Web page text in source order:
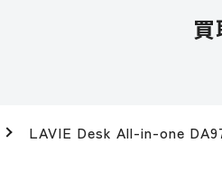
LAVIE Desk All-in-one